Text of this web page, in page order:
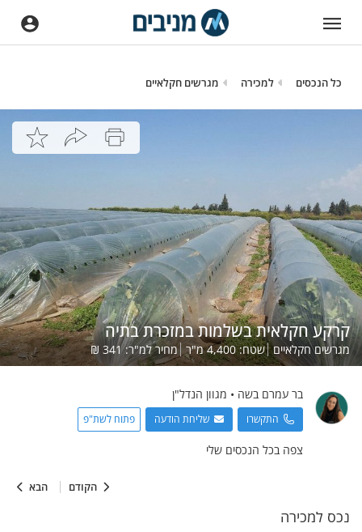
כל הנכסים למכירה מגרשים חקלאיים
הקודם הבא
קרקע חקלאית בשלמות במזכרת בתיה
מגרשים חקלאיים שטח:4,400מ"ר מחיר למ"ר:341
₪
בר עמרם בשה • מגוון הנדל"ן
התקשרו שליחת הודעה פתוח לשת"פ
צפה בכל הנכסים שלי
נכס למכירה